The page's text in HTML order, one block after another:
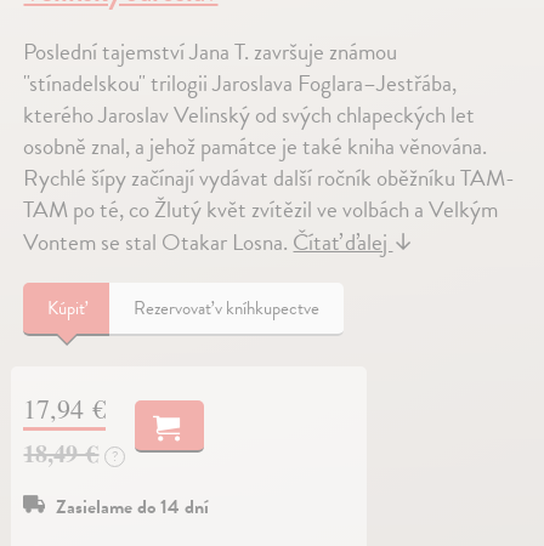
Poslední tajemství Jana T. završuje známou
"stínadelskou" trilogii Jaroslava Foglara–Jestřába,
kterého Jaroslav Velinský od svých chlapeckých let
osobně znal, a jehož památce je také kniha věnována.
Rychlé šípy začínají vydávat další ročník oběžníku TAM-
TAM po té, co Žlutý květ zvítězil ve volbách a Velkým
Vontem se stal Otakar Losna. Čítať ďalej ↓
Kúpiť Rezervovať v kníhkupectve
17,94 €
18,49 €
?
Zasielame do 14 dní